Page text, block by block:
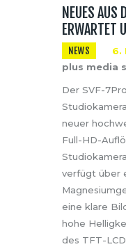
NEUES AUS
ERWARTET
NEWS 6.
plus media
Der SVF-
neuer
Full-HD-
verfügt über
eine klare
hohe
des TFT-